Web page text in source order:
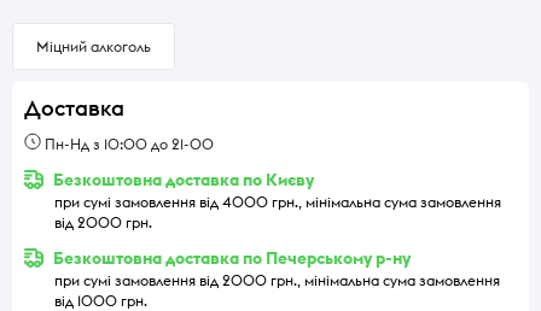
Міцний алкоголь
Доставка
Пн-Нд з 10:00 до 21-00
Безкоштовна доставка по Києву
при сумі замовлення від 4000 грн., мінімальна сума замовлення
від 2000 грн.
Безкоштовна доставка по Печерському р-ну
при сумі замовлення від 2000 грн., мінімальна сума замовлення
від 1000 грн.